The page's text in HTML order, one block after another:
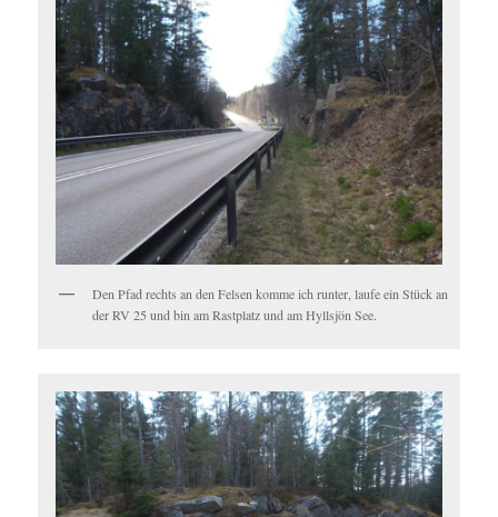
Den Pfad rechts an den Felsen komme ich runter, laufe ein Stück an
der RV 25 und bin am Rastplatz und am Hyllsjön See.